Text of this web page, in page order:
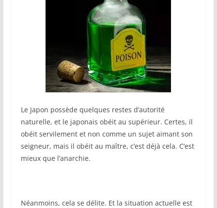
Le Japon possède quelques restes d’autorité
naturelle, et le japonais obéit au supérieur. Certes, il
obéit servilement et non comme un sujet aimant son
seigneur, mais il obéit au maître, c’est déjà cela. C’est
mieux que l’anarchie.
Néanmoins, cela se délite. Et la situation actuelle est